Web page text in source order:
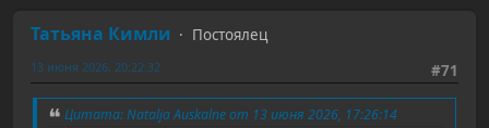
Татьяна Кимли
Постоялец
#71
13 июня 2026, 20:22:32
Цитата: Natalja Auskalne от 13 июня 2026, 17:26:14